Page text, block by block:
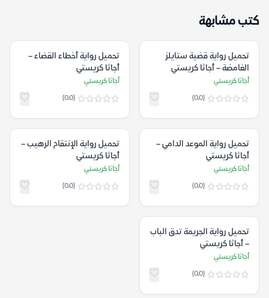
كتب مشابهة
تحميل رواية قضية ستايلز
الغامضة – أجاثا كريستي
أجاثا كريستي
(0.0)
تحميل رواية أخطاء القضاء –
أجاثا كريستي
أجاثا كريستي
(0.0)
تحميل رواية الموعد الدامي –
أجاثا كريستي
أجاثا كريستي
(0.0)
تحميل رواية الإنتقام الرهيب –
أجاثا كريستي
أجاثا كريستي
(0.0)
تحميل رواية الجريمة تدق الباب
– أجاثا كريستي
أجاثا كريستي
(0.0)